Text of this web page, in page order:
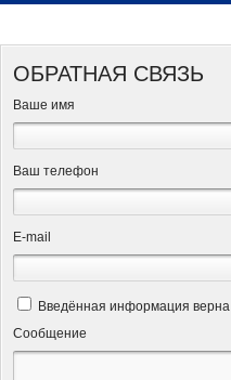
ОБРАТНАЯ СВЯЗЬ
Ваше имя
Ваш телефон
Е-mail
Введённая информация верна
Сообщение